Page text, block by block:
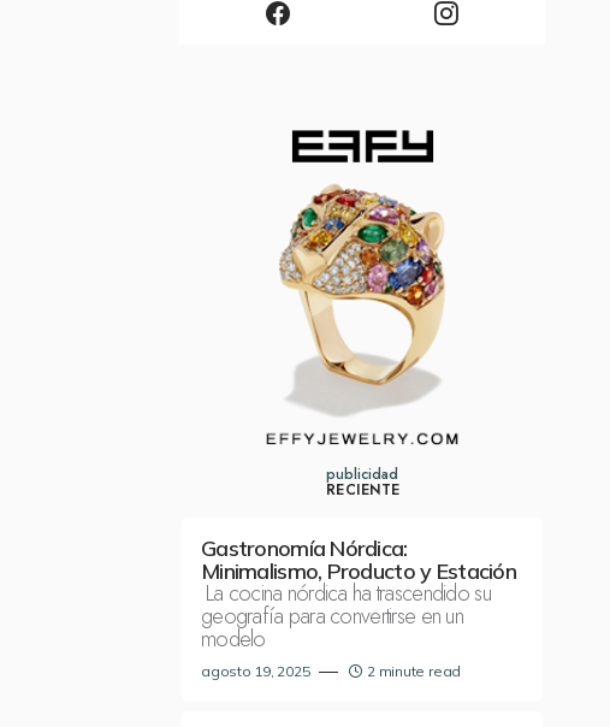
publicidad
RECIENTE
Gastronomía Nórdica:
Minimalismo, Producto y Estación
La cocina nórdica ha trascendido su
geografía para convertirse en un
modelo
agosto 19, 2025 2 minute read